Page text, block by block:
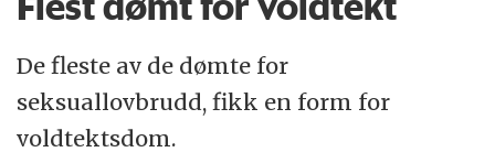
seksuallovbrudd på 10 år eller mer.
Tre dømte hadde lengre dommer enn
straffen for drap, som i gjennomsnitt er
15 år.
De fleste av de dømte for
seksuallovbrudd, fikk en form for
voldtektsdom.